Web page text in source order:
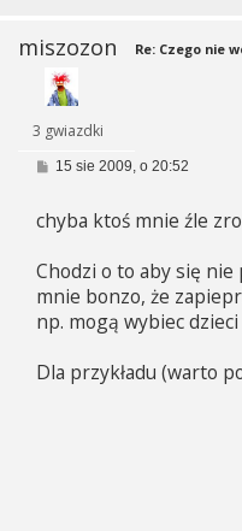
miszozon
3 gwiazdki
Re: Czego nie
P
t
15 sie 2009, o 20:52
chyba ktoś mnie źle
Chodzi o to aby się nie
mnie bonzo, że
np. mogą wybiec
Dla przykładu (warto